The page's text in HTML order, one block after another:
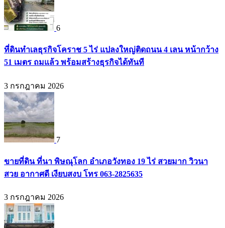
6
ที่ดินทำเลธุรกิจโคราช 5 ไร่ แปลงใหญ่ติดถนน 4 เลน หน้ากว้าง
51 เมตร ถมแล้ว พร้อมสร้างธุรกิจได้ทันที
3 กรกฎาคม 2026
7
ขายที่ดิน ที่นา พิษณุโลก อำเภอวังทอง 19 ไร่ สวยมาก วิวนา
สวย อากาศดี เงียบสงบ โทร 063-2825635
3 กรกฎาคม 2026